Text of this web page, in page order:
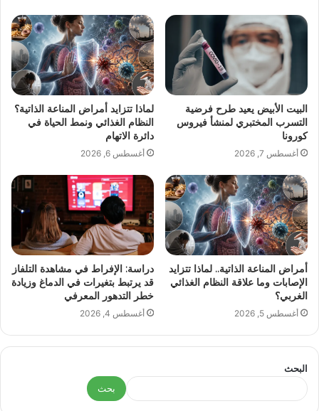
البيت الأبيض يعيد طرح فرضية
التسرب المختبري لمنشأ فيروس
كورونا
أغسطس 7, 2026
لماذا تتزايد أمراض المناعة الذاتية؟
النظام الغذائي ونمط الحياة في
دائرة الاتهام
أغسطس 6, 2026
أمراض المناعة الذاتية.. لماذا تتزايد
الإصابات وما علاقة النظام الغذائي
الغربي؟
أغسطس 5, 2026
دراسة: الإفراط في مشاهدة التلفاز
قد يرتبط بتغيرات في الدماغ وزيادة
خطر التدهور المعرفي
أغسطس 4, 2026
البحث
بحث